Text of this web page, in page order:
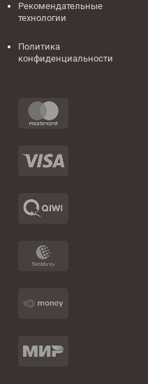
Рекомендательные
технологии
Политика
конфиденциальности